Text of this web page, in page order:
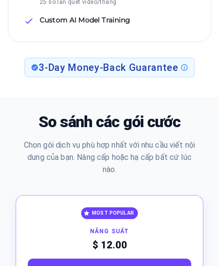
25 số lần quét video/tháng
Custom AI Model Training
3-Day Money-Back Guarantee
So sánh các gói cước
Chọn gói dịch vụ phù hợp nhất với nhu cầu viết nội
dung của bạn. Nâng cấp hoặc hạ cấp bất cứ lúc
nào.
MOST POPULAR
NĂNG SUẤT
$ 12.00